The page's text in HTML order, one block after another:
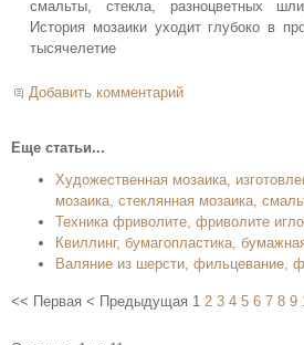
смальты, стекла, разноцветных
История мозаики уходит глубоко в
тысячелетие
Добавить комментарий
Еще статьи...
Художественная мозаика,
мозаика, стеклянная мозаика,
Техника фриволите, фриволите
Квиллинг, бумагопластика,
Валяние из шерсти, фильцевание,
<< Первая < Предыдущая 1 2 3 4 5 6 7 8 9